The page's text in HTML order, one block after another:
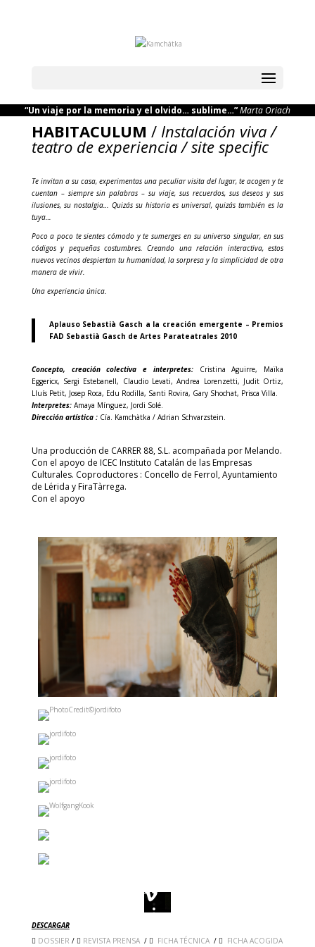
“Un viaje por la memoria y el olvido… sublime…”Marta Oriach
HABITACULUM / Instalación viva /
teatro de experiencia / site specific
Te invitan a su casa, experimentas una peculiar visita del lugar, te acogen y te
cuentan – siempre sin palabras – su viaje, sus recuerdos, sus deseos y sus
ilusiones, su nostalgia… Quizás su historia es universal, quizás también es la
tuya…
Poco a poco te sientes cómodo y te sumerges en su universo singular, en sus
códigos y pequeñas costumbres. Creando una relación interactiva, estos
nuevos vecinos despiertan tu humanidad, la sorpresa y la simplicidad de otra
manera de vivir.
Una experiencia única.
Aplauso Sebastià Gasch a la creación emergente – Premios
FAD Sebastià Gasch de Artes Parateatrales 2010
Concepto, creación colectiva e interpretes:
Cristina Aguirre, Maïka
Eggericx, Sergi Estebanell, Claudio Levati, Andrea Lorenzetti, Judit Ortiz,
Lluís Petit, Josep Roca, Edu Rodilla, Santi Rovira, Gary Shochat, Prisca Villa.
Interpretes: Amaya Mínguez, Jordi Solé.
Dirección artística :Cía. Kamchàtka / Adrian Schvarzstein.
Una producción de CARRER 88, S.L. acompañada por Melando.
Con el apoyo de ICEC Instituto Catalán de las Empresas
Culturales. Coproductores : Concello de Ferrol, Ayuntamiento
de Lérida y FiraTàrrega.
Con el apoyo
DESCARGAR
DOSSIER / REVISTA PRENSA / FICHA TÉCNICA / FICHA ACOGIDA